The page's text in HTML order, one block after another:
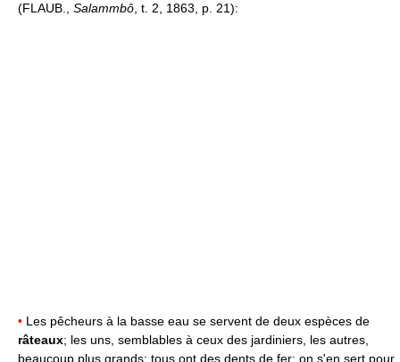
(FLAUB., Salammbô, t. 2, 1863, p. 21):
• Les pêcheurs à la basse eau se servent de deux espèces de
râteaux; les uns, semblables à ceux des jardiniers, les autres,
beaucoup plus grands: tous ont des dents de fer; on s'en sert pour